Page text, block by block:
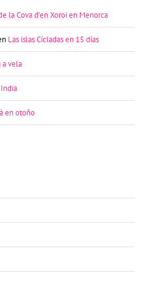
la Cova d’en Xoroi en Menorca
Las islas Cícladas en 15 días
a vela
en otoño